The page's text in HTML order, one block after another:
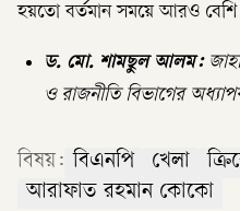
হয়তো বর্তমান সময়ে আরও বেশি
ড. মো. শামছুল আলম:
ও রাজনীতি বিভাগের
বিষয়: বিএনপি খেলা
আরাফাত রহমান কোকো